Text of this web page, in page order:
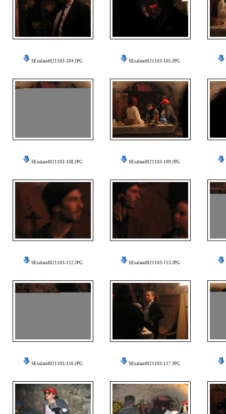
SEsalaud021103-104.JPG SEsalaud021103-105.JPG
SEsalaud021103-108.JPG SEsalaud021103-109.JPG
SEsalaud021103-112.JPG SEsalaud021103-113.JPG
SEsalaud021103-116.JPG SEsalaud021103-117.JPG